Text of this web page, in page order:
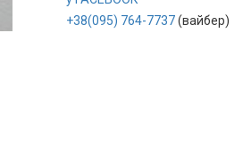
+38(095) 764-7737(вайбер)